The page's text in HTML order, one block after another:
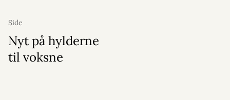
Side
Nyt på hylderne
til voksne